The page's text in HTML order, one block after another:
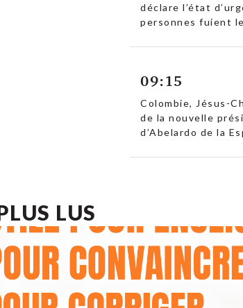
déclare l’état
personnes fuient
09:15
Colombie, Jésus-
de la nouvelle
d’Abelardo de la
LUS